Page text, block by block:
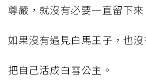
尊嚴，就沒有必要一直留下來
如果沒有遇見白馬王子，也沒
把自己活成白雪公主。